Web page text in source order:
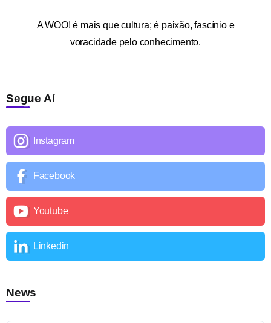
AWOO! é mais que cultura; é paixão, fascínio e
voracidade pelo conhecimento.
Segue Aí
Instagram
Facebook
Youtube
Linkedin
News